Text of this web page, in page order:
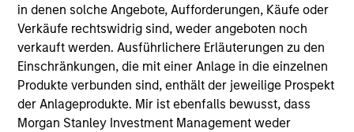
in denen solche Angebote, Aufforderungen, Käufe oder
Verkäufe rechtswidrig sind, weder angeboten noch
verkauft werden. Ausführlichere Erläuterungen zu den
Einschränkungen, die mit einer Anlage in die einzelnen
Produkte verbunden sind, enthält der jeweilige Prospekt
der Anlageprodukte. Mir ist ebenfalls bewusst, dass
Morgan Stanley Investment Management weder
Resources
Our dedicated team offers client-focused
resources and expertise with technology-
based support and solutions.